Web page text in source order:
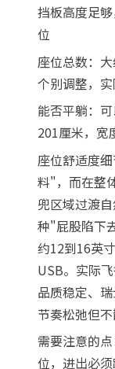
挡板高度足
位
座位总数：
个别调整，实
能否平躺：
201厘米，宽
座位舒适度
料"，而在整
兜区域过渡
种"屁股陷下
约12到16英
USB。实际
品质稳定、
节奏松弛但
需要注意的
位，进出必